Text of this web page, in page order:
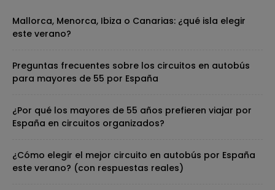
Mallorca, Menorca, Ibiza o Canarias: ¿qué isla elegir
este verano?
Preguntas frecuentes sobre los circuitos en autobús
para mayores de 55 por España
¿Por qué los mayores de 55 años prefieren viajar por
España en circuitos organizados?
¿Cómo elegir el mejor circuito en autobús por España
este verano? (con respuestas reales)